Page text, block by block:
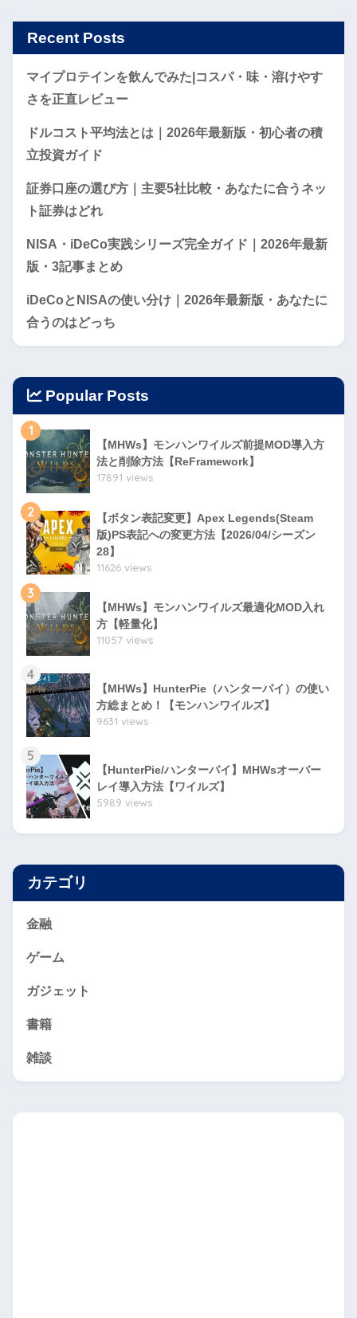
Recent Posts
マイプロテインを飲んでみた|コスパ・味・溶けやす
さを正直レビュー
ドルコスト平均法とは｜2026年最新版・初心者の積
立投資ガイド
証券口座の選び方｜主要5社比較・あなたに合うネッ
ト証券はどれ
NISA・iDeCo実践シリーズ完全ガイド｜2026年最新
版・3記事まとめ
iDeCoとNISAの使い分け｜2026年最新版・あなたに
合うのはどっち
Popular Posts
1
【MHWs】モンハンワイルズ前提MOD導入方
法と削除方法【ReFramework】
17891 views
2
【ボタン表記変更】Apex Legends(Steam
版)PS表記への変更方法【2026/04/シーズン
28】
11626 views
3
【MHWs】モンハンワイルズ最適化MOD入れ
方【軽量化】
11057 views
4
【MHWs】HunterPie（ハンターパイ）の使い
方総まとめ！【モンハンワイルズ】
9631 views
5
【HunterPie/ハンターパイ】MHWsオーバー
レイ導入方法【ワイルズ】
5989 views
カテゴリ
金融
ゲーム
ガジェット
書籍
雑談